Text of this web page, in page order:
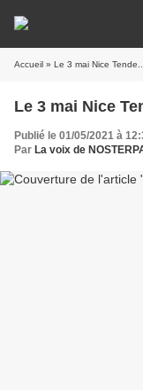
Accueil » Le 3 mai Nice
Le 3 mai Nice
Publié le 01/05/2021 à
Par La voix de